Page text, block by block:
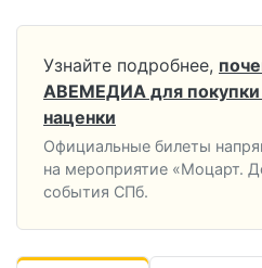
Узнайте подробнее,
АВЕМЕДИА для покупки
наценки
Официальные билеты
на мероприятие «Моцарт.
события СПб.